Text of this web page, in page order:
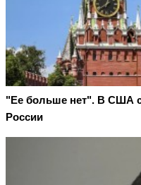
"Ее больше нет". В США
России